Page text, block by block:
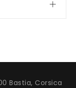
Bastia, Corsica